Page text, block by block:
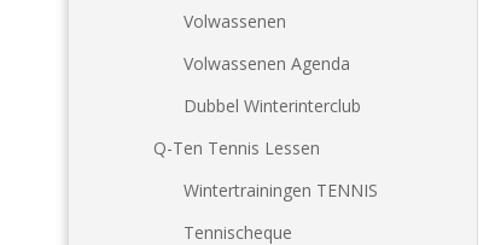
Volwassenen
Volwassenen Agenda
Dubbel Winterinterclub
Q-Ten Tennis Lessen
Wintertrainingen TENNIS
Tennischeque